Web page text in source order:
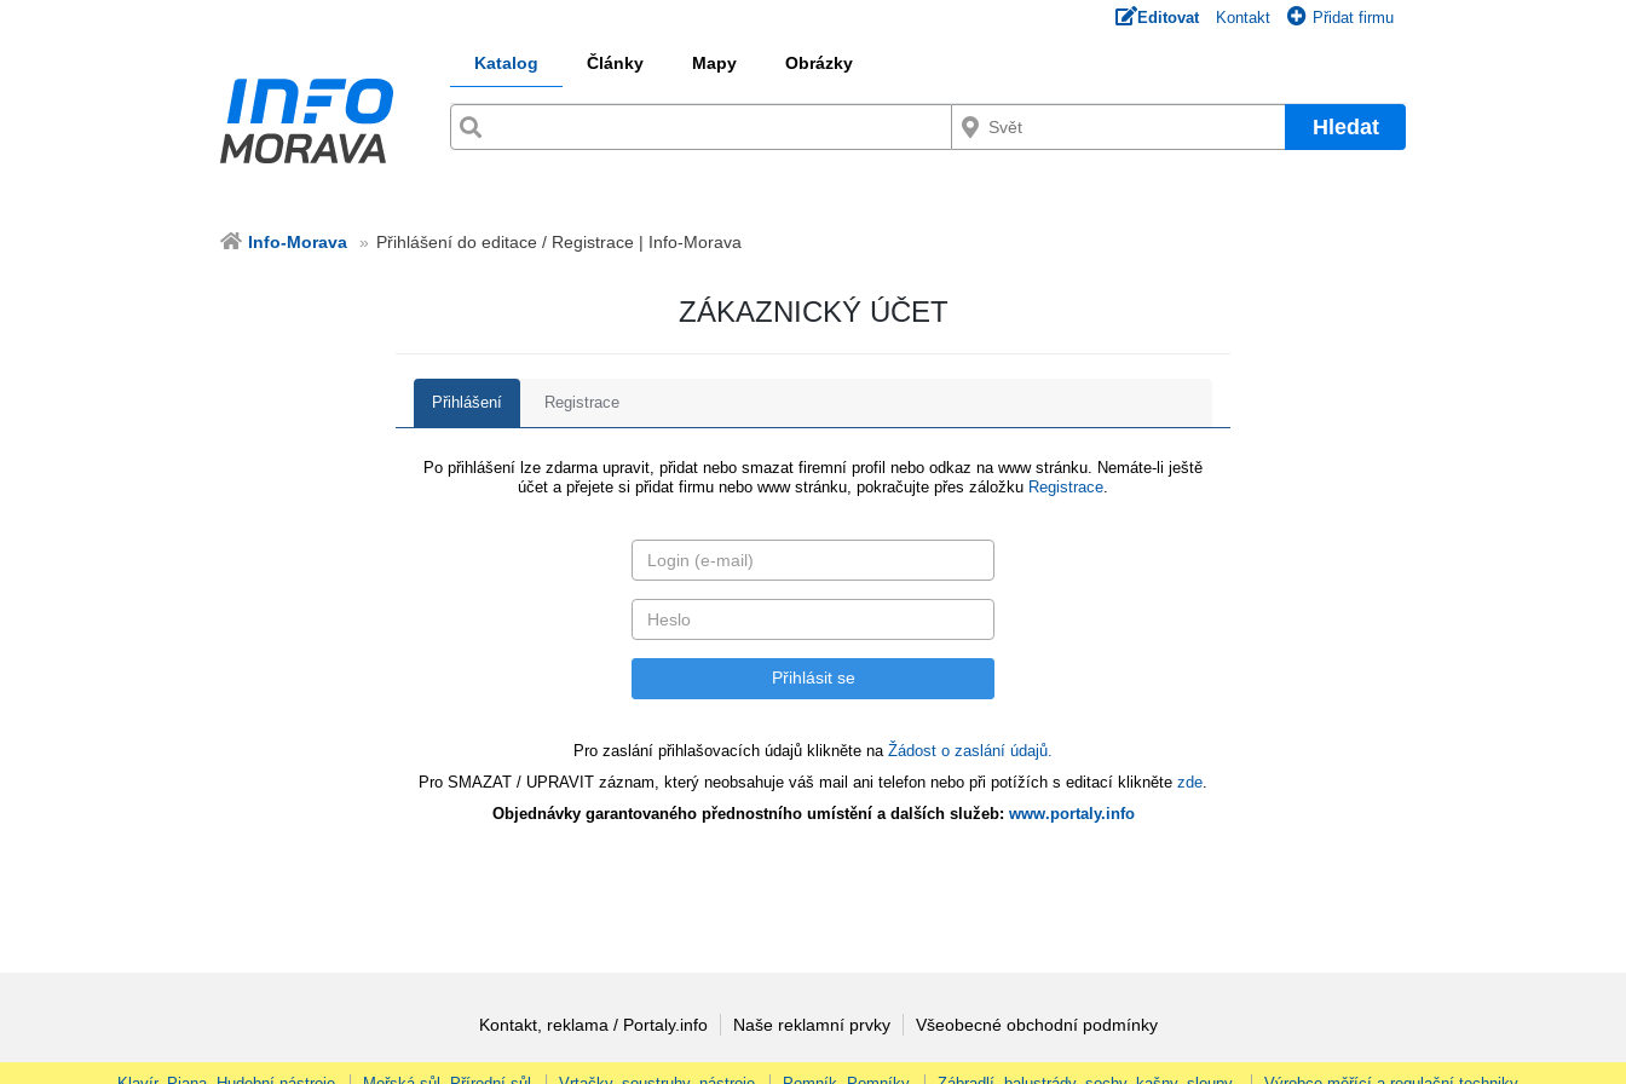
Editovat Kontakt Přidat firmu
Katalog Články Mapy Obrázky
Hledat
Info-Morava Přihlášení do editace / Registrace | Info-Morava
ZÁKAZNICKÝ ÚČET
Přihlášení Registrace
Po přihlášení lze zdarma upravit, přidat nebo smazat firemní profil nebo odkaz na www stránku. Nemáte-li ještě
účet a přejete si přidat firmu nebo www stránku, pokračujte přes záložku Registrace
Pro zaslání přihlašovacích údajů klikněte na Žádost o zaslání údajů.
Pro SMAZAT / UPRAVIT záznam, který neobsahuje váš mail ani telefon nebo při potížích s editací klikněte zde
Objednávky garantovaného přednostního umístění a dalších služeb: www.portaly.info
Kontakt, reklama / Portaly.info Naše reklamní prvky Všeobecné obchodní podmínky